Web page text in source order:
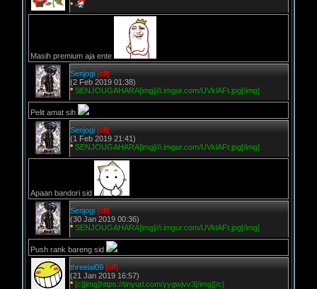
*
Masih premium aja ente
Senjogi [off]
(2 Feb 2019 01:38)
* SENJOUGAHARA[img]//i.imgur.com/UVklAFt.jpg[/img]
Pelit amat sih
Senjogi [off]
(1 Feb 2019 21:41)
* SENJOUGAHARA[img]//i.imgur.com/UVklAFt.jpg[/img]
Apaan bandori sid
Senjogi [off]
(30 Jan 2019 00:36)
* SENJOUGAHARA[img]//i.imgur.com/UVklAFt.jpg[/img]
Push rank bareng sid
threeial09 [off]
(21 Jan 2019 16:57)
* [c][img]https://tinyurl.com/yygwjvv3[/img][/c]